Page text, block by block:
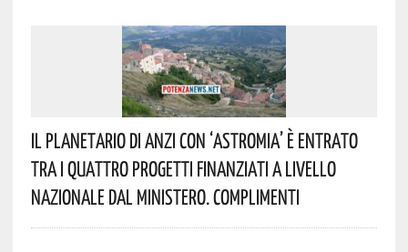
Il Planetario Di Anzi Con ‘Astromia’ È Entrato
Tra I Quattro Progetti Finanziati A Livello
Nazionale Dal Ministero. Complimenti